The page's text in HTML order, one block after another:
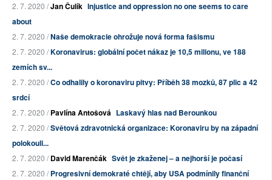
2. 7. 2020 /Jan Čulík Injustice and oppression no one seems to care
about
2. 7. 2020 /Naše demokracie ohrožuje nová forma fašismu
2. 7. 2020 /Koronavirus: globální počet nákaz je 10,5 milionu, ve 188
zemích sv...
2. 7. 2020 /Co odhalily o koronaviru pitvy: Příběh 38 mozků, 87 plic a 42
srdcí
2. 7. 2020 /Pavlína Antošová Laskavý hlas nad Berounkou
2. 7. 2020 /Světová zdravotnická organizace: Koronaviru by na západní
polokouli...
2. 7. 2020 /David Marenčák Svět je zkaženej – a nejhorší je počasí
2. 7. 2020 /Progresivní demokraté chtějí, aby USA podmínily finanční